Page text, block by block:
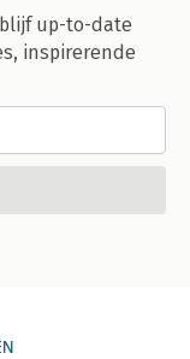
up-to-date
inspirerende